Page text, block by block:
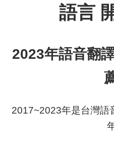
語言
2023年語音翻
2017~2023年是台灣語